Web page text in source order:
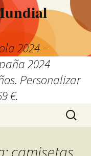
2024 –
2024
Personalizar
€.
Buscar:
camisetas